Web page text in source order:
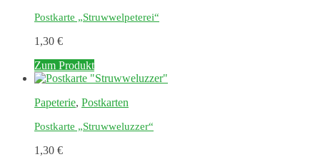
Postkarte „Struwwelpeterei“
1,30 €
Zum Produkt
Papeterie, Postkarten
Postkarte „Struwweluzzer“
1,30 €